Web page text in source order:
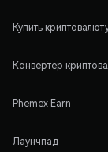
Купить
Конвертер
Phemex Earn
Лаунчпад